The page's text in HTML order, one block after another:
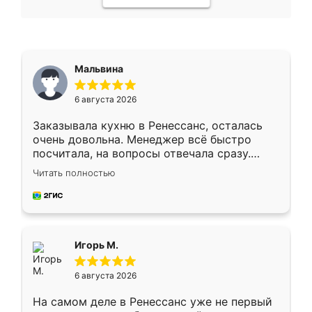
Мальвина
6 августа 2026
Заказывала кухню в Ренессанс, осталась
очень довольна. Менеджер всё быстро
посчитала, на вопросы отвечала сразу.
Замерщик приехал в субботу, подошёл к
делу со всей ответственностью. Собрали
за день, ребята работали аккуратно, даже
Читать полностью
Игорь М.
6 августа 2026
На самом деле в Ренессанс уже не первый